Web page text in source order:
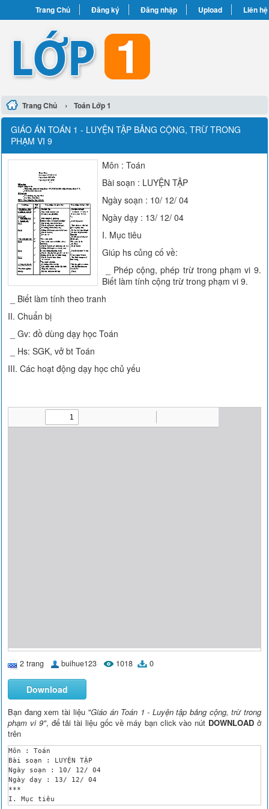
Trang Chủ Đăng ký Đăng nhập Upload Liên hệ
Trang Chủ › Toán Lớp 1
GIÁO ÁN TOÁN 1 - LUYỆN TẬP BẢNG CỘNG, TRỪ TRONG
PHẠM VI 9
Môn : Toán
Bài soạn : LUYỆN TẬP
Ngày soạn : 10/ 12/ 04
Ngày dạy : 13/ 12/ 04
I. Mục tiêu
Giúp hs củng cố về:
_ Phép cộng, phép trừ trong phạm vi 9.
Biết làm tính cộng trừ trong phạm vi 9.
_ Biết làm tính theo tranh
II. Chuẩn bị
_ Gv: đồ dùng dạy học Toán
_ Hs: SGK, vở bt Toán
III. Các hoạt động dạy học chủ yếu
2 trang buihue123 1018 0
Download
Bạn đang xem tài liệu "Giáo án Toán 1 - Luyện tập bảng cộng, trừ trong
phạm vi 9", để tải tài liệu gốc về máy bạn click vào nút DOWNLOAD ở
trên
Môn : Toán
Bài soạn : LUYỆN TẬP
Ngày soạn : 10/ 12/ 04
Ngày dạy : 13/ 12/ 04
***
I. Mục tiêu